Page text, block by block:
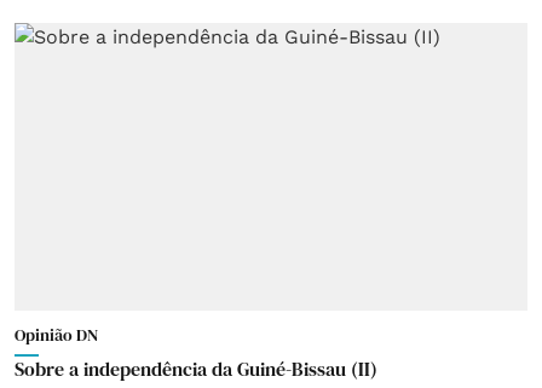
Opinião DN
Sobre a independência da Guiné-Bissau (II)